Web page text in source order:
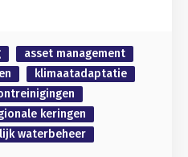
asset management
klimaatadaptatie
keringen
waterbeheer